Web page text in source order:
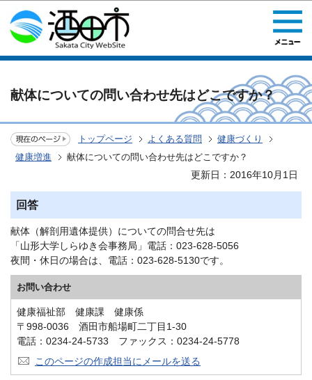
このページの本文へ移動
献体についての問い合わせ先はどこですか？
トップページ よくある質問
健康づくり
健康増進
献体についての問い合わせ先はどこですか？
更新日：2016年10月1日
回答
献体（解剖用遺体提供）についての問合せ先は
「山形大学しらゆき会事務局」電話：023-628-5056
夜間・休日の場合は、電話：023-628-5130です。
お問い合わせ
健康福祉部 健康課 健康係
〒998-0036 酒田市船場町二丁目1-30
電話：0234-24-5733 ファックス：0234-24-5778
このページの作成担当にメールを送る